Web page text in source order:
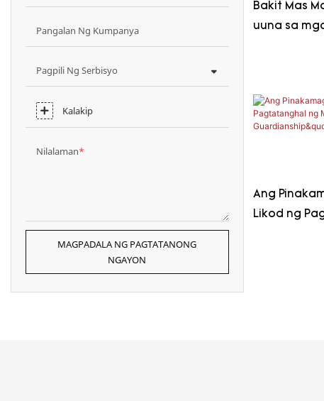
Pangalan Ng Kumpanya
Pagpili Ng Serbisyo
Kalakip
Nilalaman
MAGPADALA NG PAGTATANONG
NGAYON
Bakit Mas
uuna sa
Ang
Likod ng